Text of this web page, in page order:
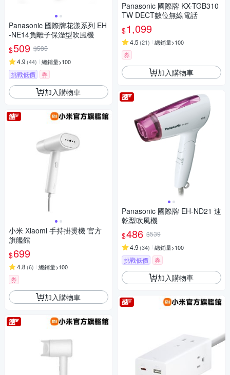
Panasonic 國際牌花漾系列 EH
-NE14負離子保溼型吹風機
$509 $535
4.9 (44) 總銷量>100
挑戰低價 券
加入購物車
小米 Xiaomi 手持掛燙機 官方
旗艦館
$699
4.8 (6) 總銷量>100
券
加入購物車
Panasonic 國際牌 KX-TGB310
TW DECT數位無線電話
$1,099
4.5 (21) 總銷量>100
券
加入購物車
Panasonic 國際牌 EH-ND21 速
乾型吹風機
$486 $539
4.9 (34) 總銷量>100
挑戰低價 券
加入購物車